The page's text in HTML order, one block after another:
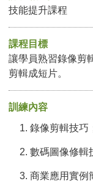
技能提升課程
課程目標
讓學員熟習錄像剪
剪輯成短片。
訓練內容
錄像剪輯技巧
數碼圖像修輯
商業應用實例